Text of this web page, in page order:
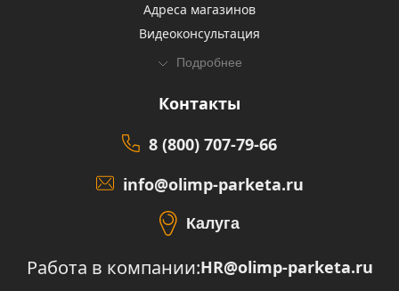
Адреса магазинов
Видеоконсультация
Подробнее
Контакты
8 (800) 707-79-66
info@olimp-parketa.ru
Калуга
Работа в компании:HR@olimp-parketa.ru